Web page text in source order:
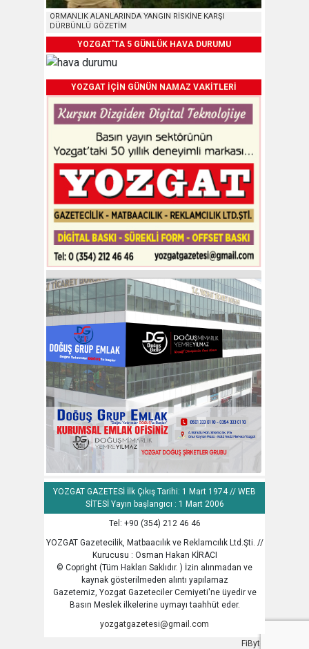
ORMANLIK ALANLARINDA YANGIN RİSKİNE KARŞI
DÜRBÜNLÜ GÖZETİM
YOZGAT'TA 5 GÜNLÜK HAVA DURUMU
YOZGAT İÇİN GÜNÜN NAMAZ VAKİTLERİ
YOZGAT GAZETESİ İlk Çıkış Tarihi: 1 Mart 1974 // WEB
SİTESİ Yayın başlangıcı : 1 Mart 2006
Tel: +90 (354) 212 46 46
YOZGAT Gazetecilik, Matbaacılık ve Reklamcılık Ltd.Şti. //
Kurucusu : Osman Hakan KİRACI
© Copright (Tüm Hakları Saklıdır. ) İzin alınmadan ve
kaynak gösterilmeden alıntı yapılamaz
Gazetemiz, Yozgat Gazeteciler Cemiyeti'ne üyedir ve
Basın Meslek ilkelerine uymayı taahhüt eder.
yozgatgazetesi@gmail.com
FiByte